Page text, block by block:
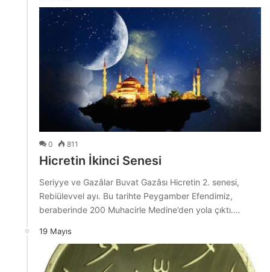
0 811
Hicretin İkinci Senesi
Seriyye ve Gazâlar Buvat Gazâsı Hicretin 2. senesi,
Rebiülevvel ayı. Bu tarihte Peygamber Efendimiz,
beraberinde 200 Muhacirle Medine’den yola çıktı.…
19 Mayıs